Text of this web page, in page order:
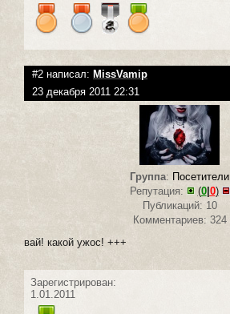
#2 написал: MissVamip
23 декабря 2011 22:31
Группа: Посетители
Репутация:
(0| 0)
Публикаций: 10
Комментариев: 324
вай! какой ужос! +++
Зарегистрирован:
1.01.2011